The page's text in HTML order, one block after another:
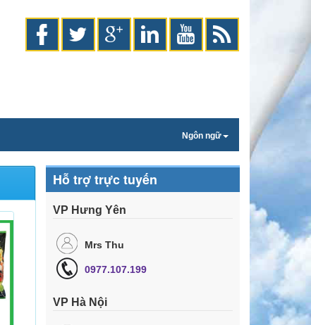
Ngôn ngữ
Hỗ trợ trực tuyến
VP Hưng Yên
Mrs Thu
0977.107.199
VP Hà Nội